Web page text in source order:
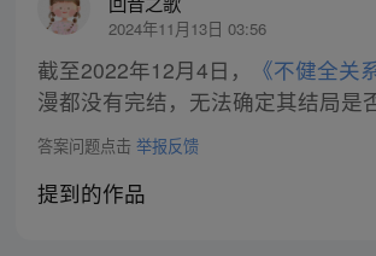
2024年11月13日 03:56
截至2022年12月4日， 《不健全关
漫都没有完结，无法确定其结局是
答案问题点击 举报反馈
提到的作品